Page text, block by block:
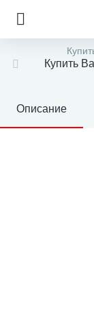
Купить
Описание